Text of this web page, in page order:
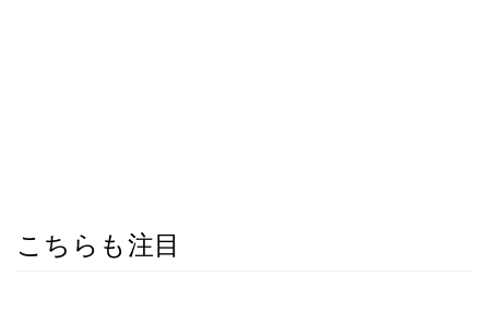
こちらも注目